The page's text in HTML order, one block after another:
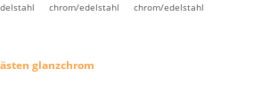
chrom/edelstahl
chrom/edelstahl
glanzchrom